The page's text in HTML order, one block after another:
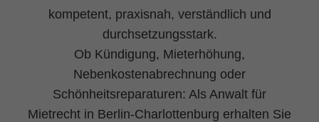
kompetent, praxisnah, verständlich und
durchsetzungsstark.
Ob Kündigung, Mieterhöhung,
Nebenkostenabrechnung oder
Schönheitsreparaturen: Als Anwalt für
Mietrecht in Berlin-Charlottenburg erhalten Sie